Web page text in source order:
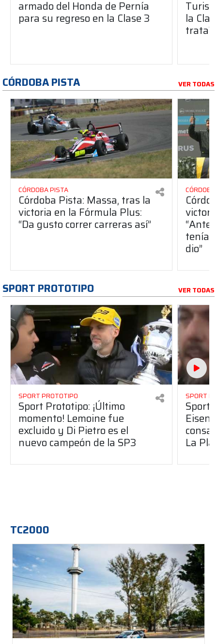
armado del Honda de Pernía
para su regreso en la Clase 3 la
trata?
CÓRDOBA PISTA VER TODAS
CÓRDOBA PISTA
Córdoba Pista: Massa, tras la
victoria en la Fórmula Plus:
“Da gusto correr carreras así”
dio”
SPORT PROTOTIPO VER TODAS
SPORT PROTOTIPO
Sport Prototipo: ¡Último
momento! Lemoine fue
excluido y Di Pietro es el
nuevo campeón de la SP3
SPORT
Sport
La
TC2000